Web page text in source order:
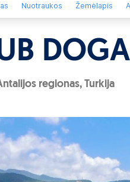
Nuotraukos Žemėlapis
regionas, Turkija